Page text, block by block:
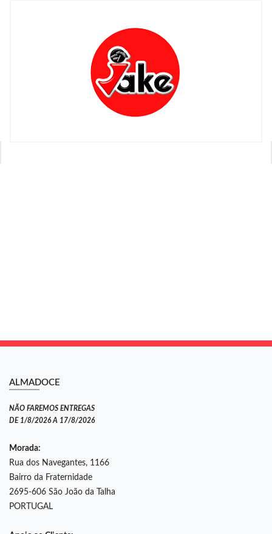
ALMADOCE
NÃO FAREMOS ENTREGAS
DE 1/8/2026 A 17/8/2026
Morada:
Rua dos Navegantes, 1166
Bairro da Fraternidade
2695-606 São João da Talha
PORTUGAL